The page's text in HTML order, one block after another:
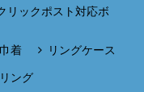
リックポスト対応ボ
着 リングケース
ング